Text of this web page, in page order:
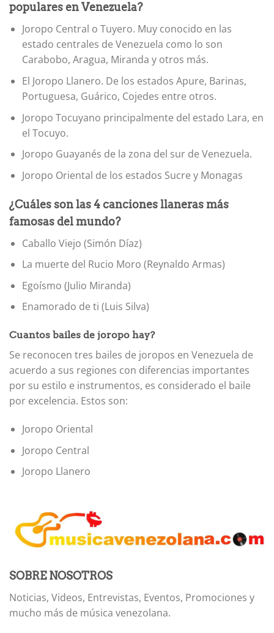
populares en Venezuela?
Joropo Central o Tuyero. Muy conocido en las
estado centrales de Venezuela como lo son
Carabobo, Aragua, Miranda y otros más.
El Joropo Llanero. De los estados Apure, Barinas,
Portuguesa, Guárico, Cojedes entre otros.
Joropo Tocuyano principalmente del estado Lara, en
el Tocuyo.
Joropo Guayanés de la zona del sur de Venezuela.
Joropo Oriental de los estados Sucre y Monagas
¿Cuáles son las 4 canciones llaneras más
famosas del mundo?
Caballo Viejo (Simón Díaz)
La muerte del Rucio Moro (Reynaldo Armas)
Egoísmo (Julio Miranda)
Enamorado de ti (Luis Silva)
Cuantos bailes de joropo hay?
Se reconocen tres bailes de joropos en Venezuela de
acuerdo a sus regiones con diferencias importantes
por su estilo e instrumentos, es considerado el baile
por excelencia. Estos son:
Joropo Oriental
Joropo Central
Joropo Llanero
SOBRE NOSOTROS
Noticias, Videos, Entrevistas, Eventos, Promociones y
mucho más de música venezolana.